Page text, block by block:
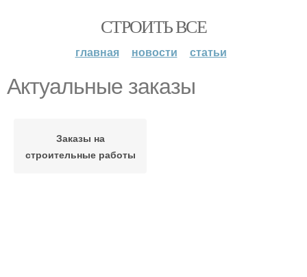
СТРОИТЬ ВСЕ
главная новости статьи
Актуальные заказы
Заказы на
строительные работы